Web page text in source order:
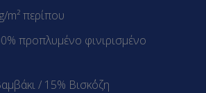
m² περίπου
προπλυμένο φινιρισμένο
/ 15% Βισκ΄όζη